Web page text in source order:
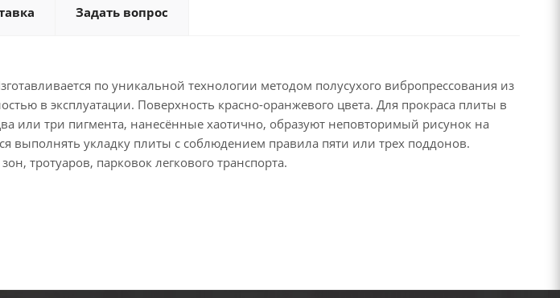
Задать вопрос
по уникальной технологии методом полусухого вибропрессования из
в эксплуатации. Поверхность красно-оранжевого цвета. Для прокраса плиты в
или три пигмента, нанесённые хаотично, образуют неповторимый рисунок на
выполнять укладку плиты с соблюдением правила пяти или трех поддонов.
тротуаров, парковок легкового транспорта.